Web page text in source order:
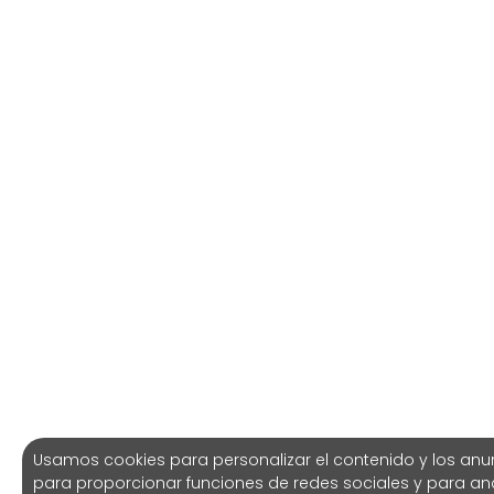
Usamos cookies para personalizar el contenido y los
para proporcionar funciones de redes sociales y para